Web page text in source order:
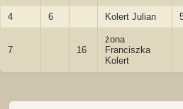
4 6 Kolert Julian
7 16
żona
Franciszka
Kolert